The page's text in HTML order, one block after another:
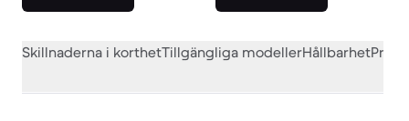
Skillnaderna i korthetTillgängliga modellerHållbarhet